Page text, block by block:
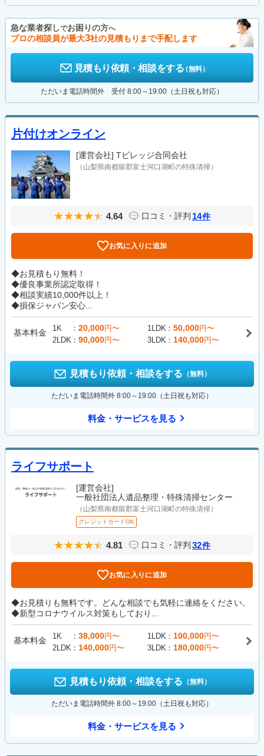
急な業者探しでお困りの方へ
プロの相談員が最大3社の見積もりまで手配します
見積もり依頼・相談をする（無料）
ただいま電話時間外 受付 8:00～19:00（土日祝も対応）
片付けオンライン
[運営会社] Tビレッジ合同会社
（山梨県南都留郡富士河口湖町の特殊清掃）
4.64 口コミ・評判 14件
お気に入りに追加
◆お見積もり無料！
◆優良事業所認定取得！
◆相談実績10,000件以上！
◆損保ジャパン安心...
基本料金 1K 20,000円〜 1LDK 50,000円〜
2LDK
90,000円〜 3LDK 140,000円〜
見積もり依頼・相談をする （無料）
ただいま電話時間外 8:00～19:00（土日祝も対応）
料金・サービスを見る
ライフサポート
[運営会社]
一般社団法人遺品整理・特殊清掃センター
（山梨県南都留郡富士河口湖町の特殊清掃）
クレジットカードOK
4.81 口コミ・評判 32件
お気に入りに追加
◆お見積りも無料です。どんな相談でも気軽に連絡をください。
◆新型コロナウイルス対策もしており...
基本料金 1K 38,000円〜 1LDK 100,000円〜
2LDK
140,000円〜 3LDK 180,000円〜
見積もり依頼・相談をする （無料）
ただいま電話時間外 8:00～19:00（土日祝も対応）
料金・サービスを見る